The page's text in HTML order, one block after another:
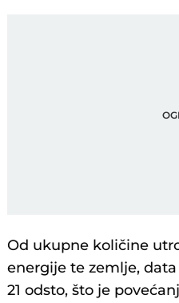
Od ukupne količine
energije te zemlje,
21 odsto, što je